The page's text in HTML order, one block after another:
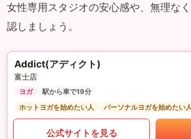
女性専用スタジオの安心感や、無理な
認しましょう。
Addict(アディクト)
富士店
ヨガ
駅から車で19分
ホットヨガを始めたい人
パーソナルヨガを始めたい人
公式サイトを見る